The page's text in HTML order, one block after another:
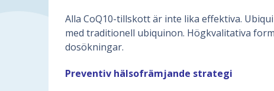
Alla CoQ10-tillskott är inte lika effektiva.
med traditionell ubiquinon. Högkvalitativa
dosökningar.
Preventiv hälsofrämjande strategi